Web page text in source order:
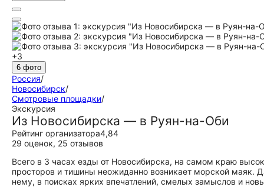
+3
6 фото
Россия/
Новосибирск/
Смотровые площадки/
Экскурсия
Из Новосибирска — в Руян-на-Оби
Рейтинг организатора4,84
29 оценок, 25 отзывов
Всего в 3 часах езды от Новосибирска, на самом краю
просторов и тишины неожиданно возникает морской маяк.
нему, в поисках ярких впечатлений, смелых замыслов и